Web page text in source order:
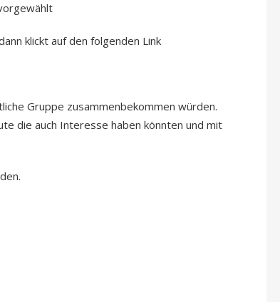
klickt auf den folgenden Link
Gruppe zusammenbekommen würden.
die auch Interesse haben könnten und mit